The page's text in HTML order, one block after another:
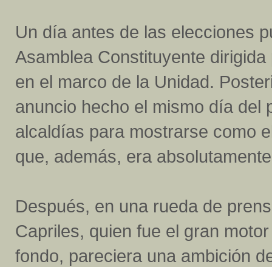
Un día antes de las elecciones
Asamblea Constituyente
en el marco de la Unidad.
anuncio hecho el mismo día del
alcaldías para mostrarse como
que, además, era
Después, en una rueda de
Capriles, quien fue el gran
fondo, pareciera una ambición